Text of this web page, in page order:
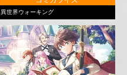
異世界ウォーキング